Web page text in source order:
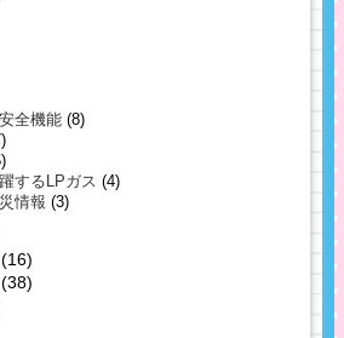
全機能 (8)
するLPガス (4)
情報 (3)
(16)
(38)